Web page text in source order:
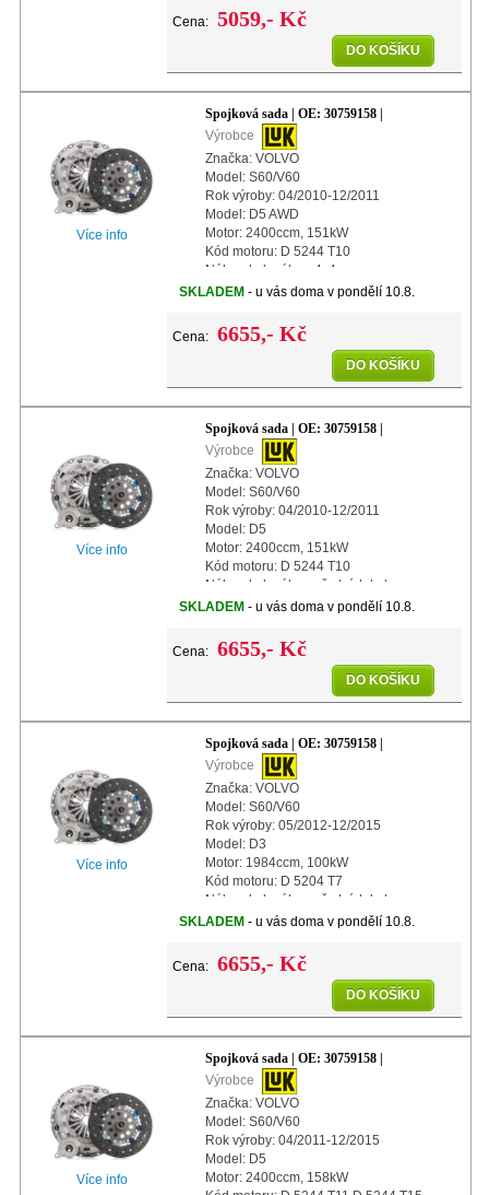
Cena: 5059,- Kč
DO KOŠÍKU
Více info
Spojková sada | OE: 30759158 |
Výrobce
Značka: VOLVO
Model: S60/V60
Rok výroby: 04/2010-12/2011
Model: D5 AWD
Motor: 2400ccm, 151kW
Kód motoru: D 5244 T10
Náhon kol: náhon 4x4
Další info: s centrálním vypínacím
Další info: s automatickým nastavením
Prům
SKLADEM - u vás doma v pondělí 10.8.
Cena: 6655,- Kč
DO KOŠÍKU
Více info
Spojková sada | OE: 30759158 |
Výrobce
Značka: VOLVO
Model: S60/V60
Rok výroby: 04/2010-12/2011
Model: D5
Motor: 2400ccm, 151kW
Kód motoru: D 5244 T10
Náhon kol: náhon předních kol
Další info: s centrálním vypínacím
Další info: s automatickým nastavením
SKLADEM - u vás doma v pondělí 10.8.
Cena: 6655,- Kč
DO KOŠÍKU
Více info
Spojková sada | OE: 30759158 |
Výrobce
Značka: VOLVO
Model: S60/V60
Rok výroby: 05/2012-12/2015
Model: D3
Motor: 1984ccm, 100kW
Kód motoru: D 5204 T7
Náhon kol: náhon předních kol
Další info: s centrálním vypínacím
Další info: s automatickým nastavením
SKLADEM - u vás doma v pondělí 10.8.
Cena: 6655,- Kč
DO KOŠÍKU
Více info
Spojková sada | OE: 30759158 |
Výrobce
Značka: VOLVO
Model: S60/V60
Rok výroby: 04/2011-12/2015
Model: D5
Motor: 2400ccm, 158kW